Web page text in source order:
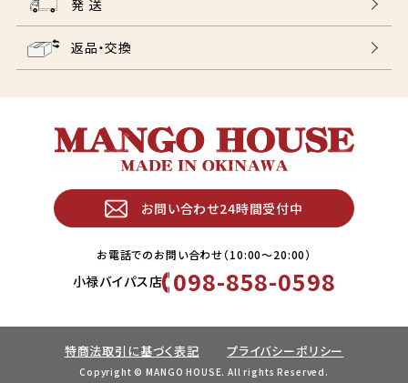
発 送
返品・交換
お問い合わせ24時間受付中
お電話でのお問い合わせ（10:00〜20:00）
小禄バイパス店 098-858-0598
特商法取引に基づく表記 プライバシーポリシー
Copyright © MANGO HOUSE. All rights Reserved.